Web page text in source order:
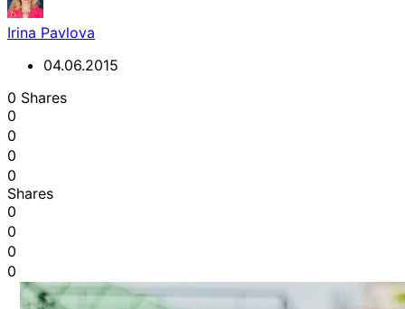
Irina Pavlova
04.06.2015
0 Shares
0
0
0
0
Shares
0
0
0
0